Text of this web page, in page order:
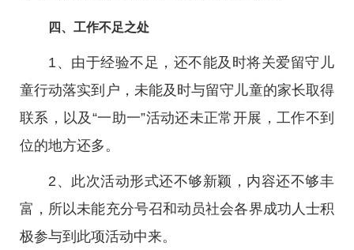
四、工作不足之处
1、由于经验不足，还不能及时将关爱留守儿
童行动落实到户，未能及时与留守儿童的家长取得
联系，以及“一助一”活动还未正常开展，工作不到
位的地方还多。
2、此次活动形式还不够新颖，内容还不够丰
富，所以未能充分号召和动员社会各界成功人士积
极参与到此项活动中来。